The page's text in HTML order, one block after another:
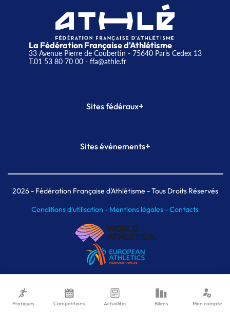
La Fédération Française d'Athlétisme
33 Avenue Pierre de Coubertin - 75640 Paris Cedex 13
T.01 53 80 70 00- ffa@athle.fr
Sites fédéraux+
Plateforme Formation
Sites événements+
Meeting de Paris indoor
MAIF Ekiden de Paris
2026- Fédération Française d'Athlétisme - Tous Droits Réservés
Conditions d'utilisation - Mentions légales -Contacts
Pratiques Compétitions Actualités Bilans Mon compte